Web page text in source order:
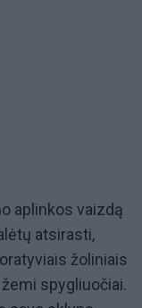
aplinkos vaizdą
atsirasti,
žoliniais
spygliuočiai.